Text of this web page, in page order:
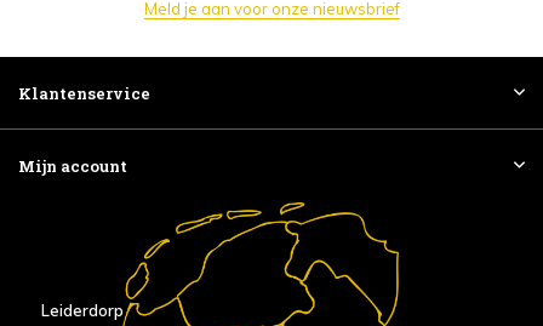
Meld je aan voor onze nieuwsbrief
Klantenservice
Mijn account
Leiderdorp